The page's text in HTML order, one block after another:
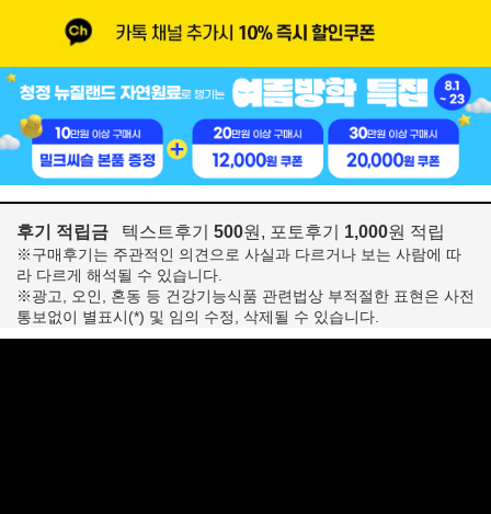
후기 적립금 텍스트후기 500원, 포토후기 1,000원 적립
※구매후기는 주관적인 의견으로 사실과 다르거나 보는 사람에 따
라 다르게 해석될 수 있습니다.
※광고, 오인, 혼동 등 건강기능식품 관련법상 부적절한 표현은 사전
통보없이 별표시(*) 및 임의 수정, 삭제될 수 있습니다.